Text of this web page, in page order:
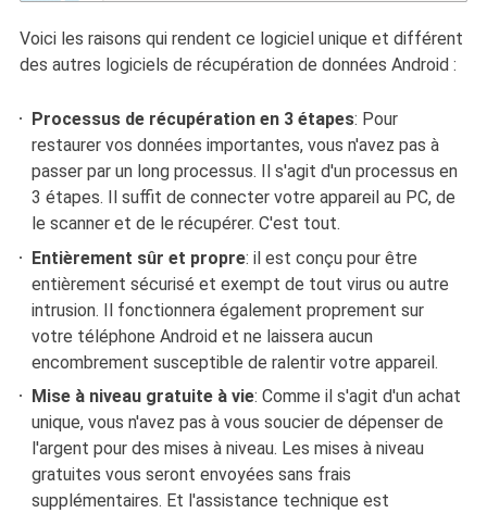
Voici les raisons qui rendent ce logiciel unique et différent
des autres logiciels de récupération de données Android :
Processus de récupération en 3 étapes: Pour
restaurer vos données importantes, vous n'avez pas à
passer par un long processus. Il s'agit d'un processus en
3 étapes. Il suffit de connecter votre appareil au PC, de
le scanner et de le récupérer. C'est tout.
Entièrement sûr et propre: il est conçu pour être
entièrement sécurisé et exempt de tout virus ou autre
intrusion. Il fonctionnera également proprement sur
votre téléphone Android et ne laissera aucun
encombrement susceptible de ralentir votre appareil.
Mise à niveau gratuite à vie: Comme il s'agit d'un achat
unique, vous n'avez pas à vous soucier de dépenser de
l'argent pour des mises à niveau. Les mises à niveau
gratuites vous seront envoyées sans frais
supplémentaires. Et l'assistance technique est